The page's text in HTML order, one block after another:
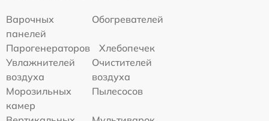
Варочных
панелей
Обогревателей
Парогенераторов
Хлебопечек
Увлажнителей
воздуха
Очистителей
воздуха
Морозильных
камер
Пылесосов